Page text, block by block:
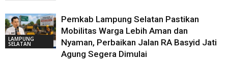
LAMPUNG
SELATAN
Pemkab Lampung Selatan Pastikan
Mobilitas Warga Lebih Aman dan
Nyaman, Perbaikan Jalan RA Basyid Jati
Agung Segera Dimulai